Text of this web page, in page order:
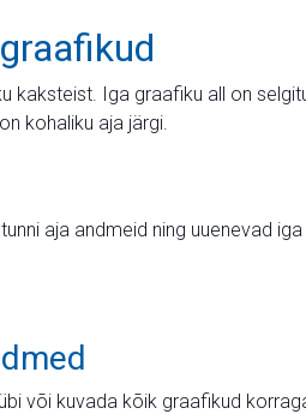
kaksteist. Iga graafiku all on
kohaliku aja järgi.
aja andmeid ning uuenevad iga
või kuvada kõik graafikud